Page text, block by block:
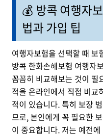
💰 방콕 여행자
법과 가입 팁
여행자보험을 선택할 때 보
방콕 한화손해보험 여행자
꼼꼼히 비교해보는 것이 필
적을 온라인에서 직접 비교
적이 있습니다. 특히 보장
므로, 본인에게 꼭 필요한
이 중요합니다. 저는 예전